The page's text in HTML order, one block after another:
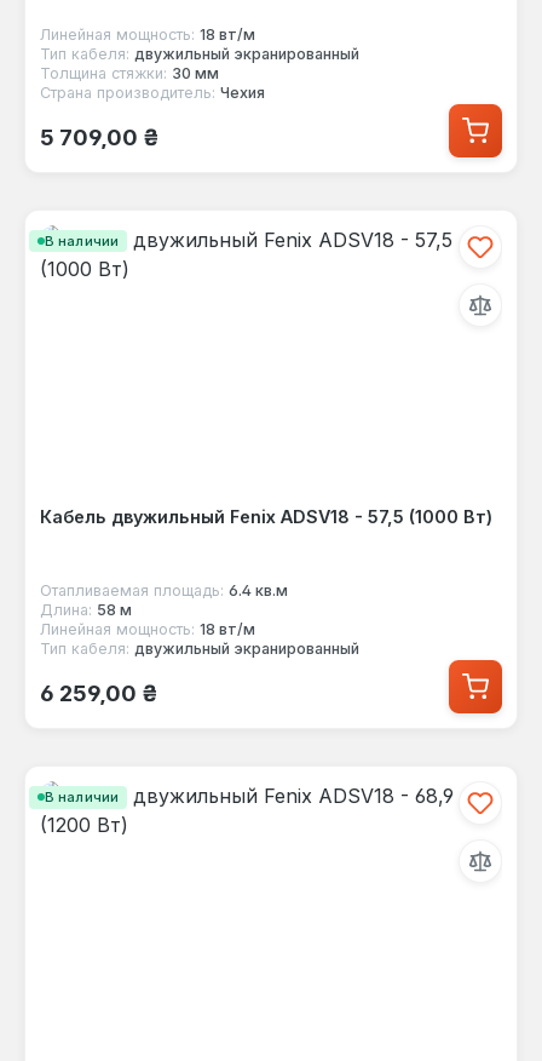
Линейная мощность: 18 вт/м
Тип кабеля: двужильный экранированный
Толщина стяжки: 30 мм
Страна производитель: Чехия
Обычная цена:
5 709,00 ₴
В наличии
Кабель двужильный Fenix ADSV18 - 57,5 (1000 Вт)
Отапливаемая площадь: 6.4 кв.м
Длина: 58 м
Линейная мощность: 18 вт/м
Тип кабеля: двужильный экранированный
Обычная цена:
6 259,00 ₴
В наличии